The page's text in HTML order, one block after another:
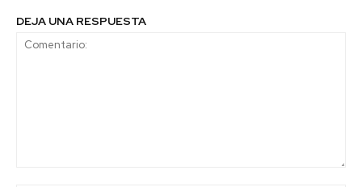
DEJA UNA RESPUESTA